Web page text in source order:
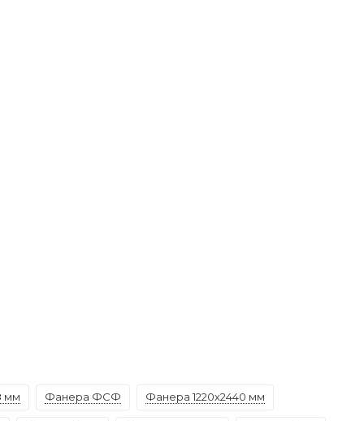
мм Фанера ФСФ Фанера 1220х2440 мм